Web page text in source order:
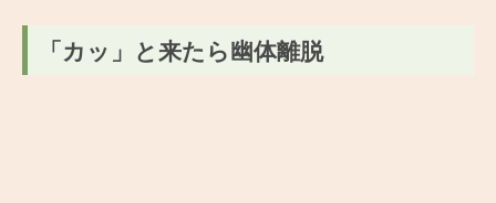
「カッ」と来たら幽体離脱